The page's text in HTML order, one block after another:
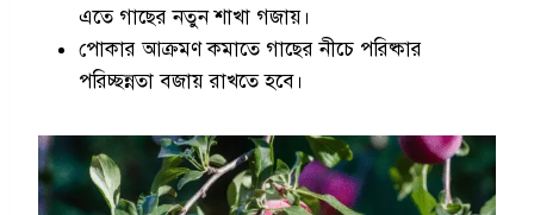
এতে গাছের নতুন শাখা গজায়।
পোকার আক্রমণ কমাতে গাছের নীচে পরিষ্কার
পরিচ্ছন্নতা বজায় রাখতে হবে।